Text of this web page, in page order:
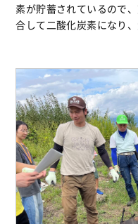
素が貯蓄されているので
合して二酸化炭素になり